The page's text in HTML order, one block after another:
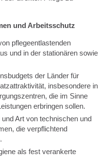
und Arbeitsschutz
pflegeentlastenden
und in der stationären sowie
der Länder für
insbesondere in
die im Sinne
erbringen sollen.
Art von technischen und
die verpflichtend
als fest verankerte